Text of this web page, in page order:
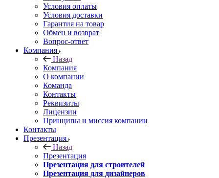
Условия оплаты
Условия доставки
Гарантия на товар
Обмен и возврат
Вопрос-ответ
Компания
Назад
Компания
О компании
Команда
Контакты
Реквизиты
Лицензии
Принципы и миссия компании
Контакты
Презентация
Назад
Презентация
Презентация для строителей
Презентация для дизайнеров